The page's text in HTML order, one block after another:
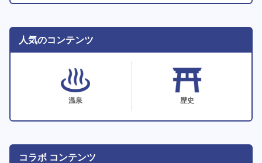
人気のコンテンツ
温泉 歴史
コラボ コンテンツ